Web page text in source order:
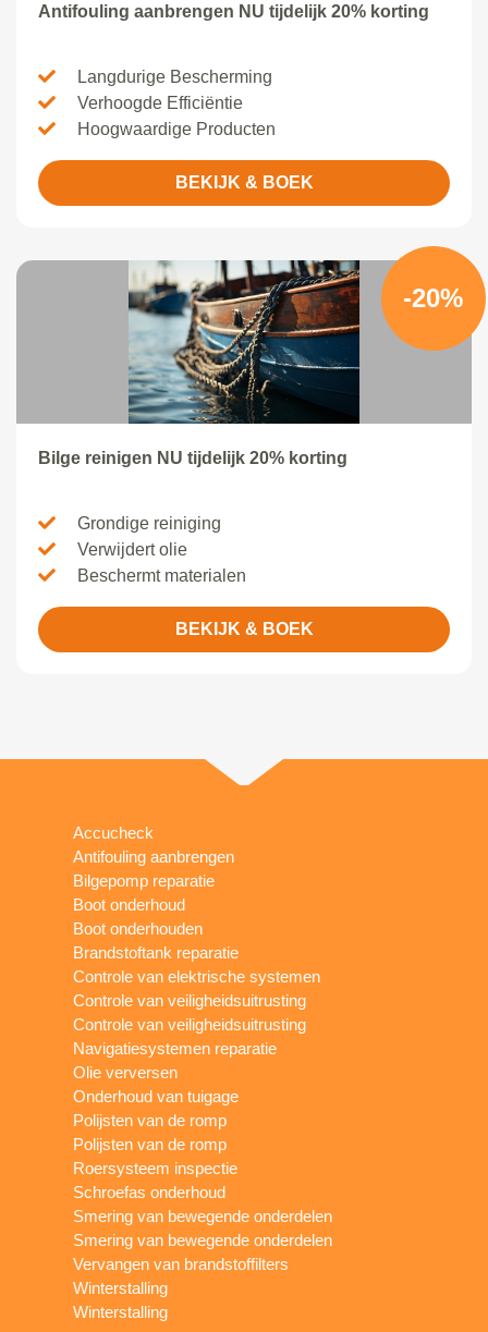
Antifouling aanbrengen NU tijdelijk 20% korting
Langdurige Bescherming
Verhoogde Efficiëntie
Hoogwaardige Producten
BEKIJK & BOEK
-20%
Bilge reinigen NU tijdelijk 20% korting
Grondige reiniging
Verwijdert olie
Beschermt materialen
BEKIJK & BOEK
Accucheck
Antifouling aanbrengen
Bilgepomp reparatie
Boot onderhoud
Boot onderhouden
Brandstoftank reparatie
Controle van elektrische systemen
Controle van veiligheidsuitrusting
Controle van veiligheidsuitrusting
Navigatiesystemen reparatie
Olie verversen
Onderhoud van tuigage
Polijsten van de romp
Polijsten van de romp
Roersysteem inspectie
Schroefas onderhoud
Smering van bewegende onderdelen
Smering van bewegende onderdelen
Vervangen van brandstoffilters
Winterstalling
Winterstalling